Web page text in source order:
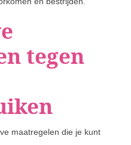
tegen
maatregelen die je kunt